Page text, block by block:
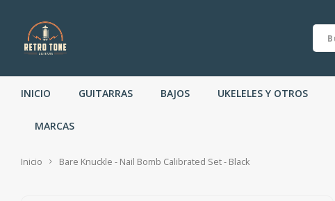
INICIO GUITARRAS BAJOS UKELELES Y OTROS
MARCAS
Inicio Bare Knuckle - Nail Bomb Calibrated Set - Black